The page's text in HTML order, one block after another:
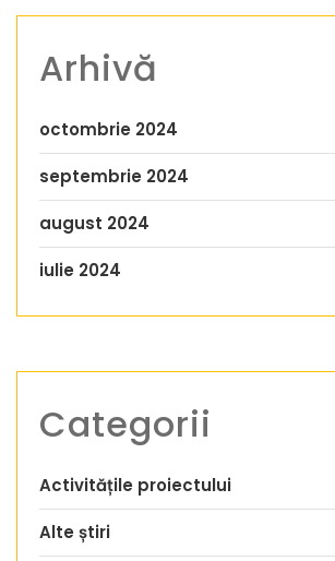
Arhivă
octombrie 2024
septembrie 2024
august 2024
iulie 2024
Categorii
Activitățile proiectului
Alte știri